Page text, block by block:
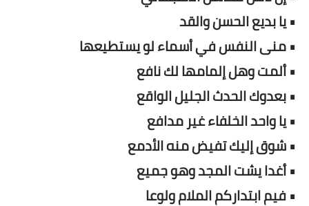
• يا بديع الحسن والقد
• منى النفس في أسماء لو يستطيعها
• ألمت وهل إلمامها لك نافع
• بعدوك الحدث الجليل الواقع
• يا واحد الخلفاء غير مدافع
• شوق إليك تفيض منه الأدمع
• أغدا يشت المجد وهو جميع
• فيم ابتداركم الملام ولوعا